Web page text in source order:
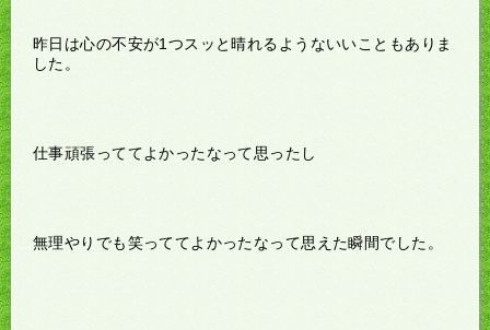
昨日は心の不安が1つスッと晴れるようないいこともありま
した。
仕事頑張っててよかったなって思ったし
無理やりでも笑っててよかったなって思えた瞬間でした。